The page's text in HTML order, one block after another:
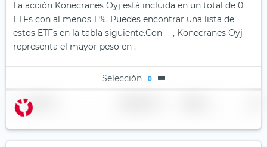
La acción Konecranes Oyj está incluida en un total de 0
ETFs con al menos 1 %. Puedes encontrar una lista de
estos ETFs en la tabla siguiente.Con —, Konecranes Oyj
representa el mayor peso en .
Selección 0
Nombre